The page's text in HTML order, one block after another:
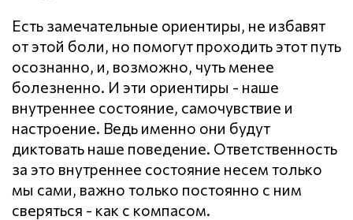
Есть замечательные ориентиры, не избавят
от этой боли, но помогут проходить этот путь
осознанно, и, возможно, чуть менее
болезненно. И эти ориентиры - наше
внутреннее состояние, самочувствие и
настроение. Ведь именно они будут
диктовать наше поведение. Ответственность
за это внутреннее состояние несем только
мы сами, важно только постоянно с ним
сверяться - как с компасом.